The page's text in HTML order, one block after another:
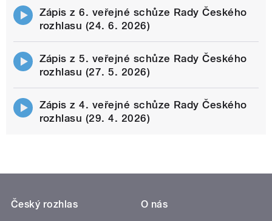
Zápis z 6. veřejné schůze Rady Českého
rozhlasu (24. 6. 2026)
Zápis z 5. veřejné schůze Rady Českého
rozhlasu (27. 5. 2026)
Zápis z 4. veřejné schůze Rady Českého
rozhlasu (29. 4. 2026)
Český rozhlas
O nás